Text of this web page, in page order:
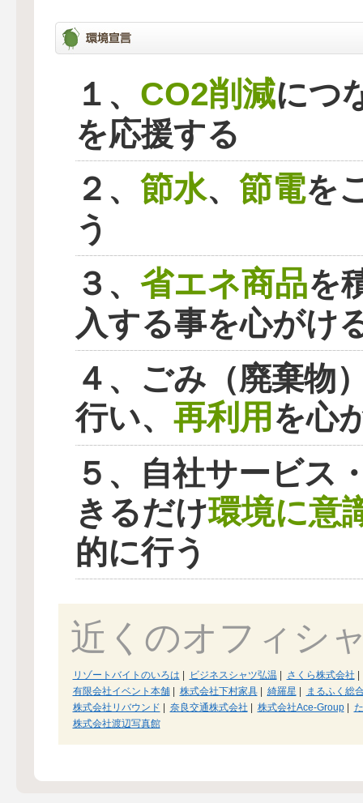
１、 CO2削減につ
を応援する
２、 節水、 節電を
う
３、 省エネ商品を
入する事を心がけ
４、ごみ（廃棄物
行い、 再利用を心
５、自社サービス
きるだけ環境に意
的に行う
近くのオフィシ
リゾートバイトのいろは ビジネスシャツ弘温 さくら株式会社
有限会社イベント本舗| 株式会社下村家具| 綺羅星
まるふく総
株式会社リバウンド
奈良交通株式会社 株式会社Ace-Group|
株式会社渡辺写真館